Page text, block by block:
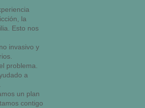
la
Esto nos
invasivo y
problema.
a
un plan
contigo